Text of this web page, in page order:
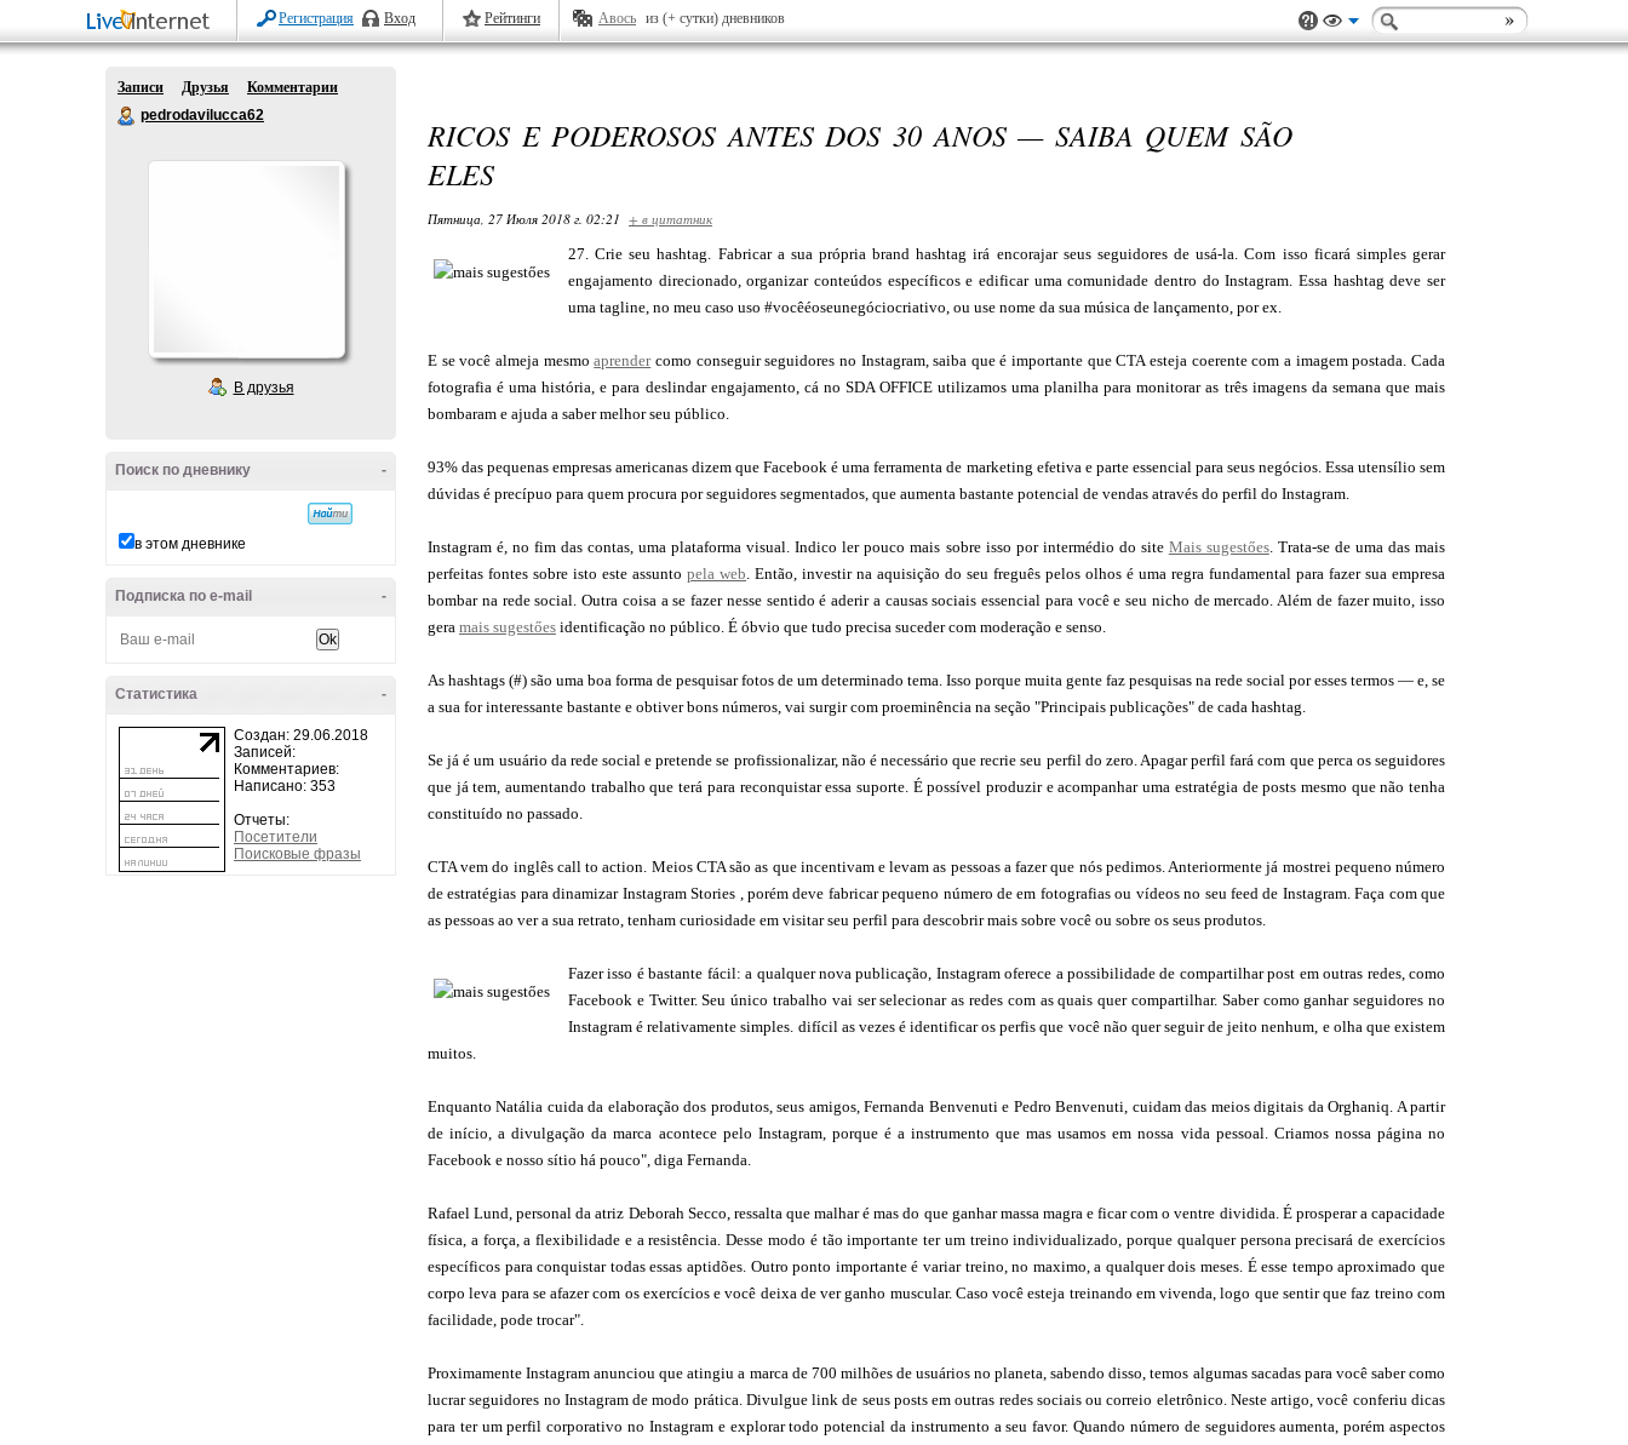
Регистрация Вход Рейтинги Авось из (+ сутки) дневников
Записи Друзья
Комментарии
pedrodavilucca62
В друзья
-
Поиск по дневнику
в этом дневнике
-
Подписка по e-mail
-
Статистика
Создан: 29.06.2018
Записей:
Комментариев:
Написано: 353
Отчеты:
Посетители
Поисковые фразы
RICOS E PODEROSOS ANTES DOS 30 ANOS — SAIBA QUEM SÃO
ELES
Пятница, 27 Июля 2018 г. 02:21 + в цитатник
27. Crie seu hashtag. Fabricar a sua própria brand hashtag irá encorajar seus seguidores de usá-la. Com isso ficará simples gerar
engajamento direcionado, organizar conteúdos específicos e edificar uma comunidade dentro do Instagram. Essa hashtag deve ser
uma tagline, no meu caso uso #vocêéoseunegóciocriativo, ou use nome da sua música de lançamento, por ex.
E se você almeja mesmoaprendercomo conseguir seguidores no Instagram, saiba que é importante que CTA esteja coerente com a imagem postada. Cada
fotografia é uma história, e para deslindar engajamento, cá no SDA OFFICE utilizamos uma planilha para monitorar as três imagens da semana que mais
bombaram e ajuda a saber melhor seu público.
93% das pequenas empresas americanas dizem que Facebook é uma ferramenta de marketing efetiva e parte essencial para seus negócios. Essa utensílio sem
dúvidas é precípuo para quem procura por seguidores segmentados, que aumenta bastante potencial de vendas através do perfil do Instagram.
Instagram é, no fim das contas, uma plataforma visual. Indico ler pouco mais sobre isso por intermédio do site Mais sugestőes. Trata-se de uma das mais
perfeitas fontes sobre isto este assunto pela web. Então, investir na aquisição do seu freguês pelos olhos é uma regra fundamental para fazer sua empresa
bombar na rede social. Outra coisa a se fazer nesse sentido é aderir a causas sociais essencial para você e seu nicho de mercado. Além de fazer muito, isso
gera mais sugestőes identificação no público. É óbvio que tudo precisa suceder com moderação e senso.
As hashtags (#) são uma boa forma de pesquisar fotos de um determinado tema. Isso porque muita gente faz pesquisas na rede social por esses termos — e, se
a sua for interessante bastante e obtiver bons números, vai surgir com proeminência na seção "Principais publicações" de cada hashtag.
Se já é um usuário da rede social e pretende se profissionalizar, não é necessário que recrie seu perfil do zero. Apagar perfil fará com que perca os seguidores
que já tem, aumentando trabalho que terá para reconquistar essa suporte. É possível produzir e acompanhar uma estratégia de posts mesmo que não tenha
constituído no passado.
CTA vem do inglês call to action. Meios CTA são as que incentivam e levam as pessoas a fazer que nós pedimos. Anteriormente já mostrei pequeno número
de estratégias para dinamizar Instagram Stories , porém deve fabricar pequeno número de em fotografias ou vídeos no seu feed de Instagram. Faça com que
as pessoas ao ver a sua retrato, tenham curiosidade em visitar seu perfil para descobrir mais sobre você ou sobre os seus produtos.
Fazer isso é bastante fácil: a qualquer nova publicação, Instagram oferece a possibilidade de compartilhar post em outras redes, como
Facebook e Twitter. Seu único trabalho vai ser selecionar as redes com as quais quer compartilhar. Saber como ganhar seguidores no
Instagram é relativamente simples. difícil as vezes é identificar os perfis que você não quer seguir de jeito nenhum, e olha que existem
muitos.
Enquanto Natália cuida da elaboração dos produtos, seus amigos, Fernanda Benvenuti e Pedro Benvenuti, cuidam das meios digitais da Orghaniq. A partir
de início, a divulgação da marca acontece pelo Instagram, porque é a instrumento que mas usamos em nossa vida pessoal. Criamos nossa página no
Facebook e nosso sítio há pouco", diga Fernanda.
Rafael Lund, personal da atriz Deborah Secco, ressalta que malhar é mas do que ganhar massa magra e ficar com o ventre dividida. É prosperar a capacidade
física, a força, a flexibilidade e a resistência. Desse modo é tão importante ter um treino individualizado, porque qualquer persona precisará de exercícios
específicos para conquistar todas essas aptidões. Outro ponto importante é variar treino, no maximo, a qualquer dois meses. É esse tempo aproximado que
corpo leva para se afazer com os exercícios e você deixa de ver ganho muscular. Caso você esteja treinando em vivenda, logo que sentir que faz treino com
facilidade, pode trocar".
Proximamente Instagram anunciou que atingiu a marca de 700 milhões de usuários no planeta, sabendo disso, temos algumas sacadas para você saber como
lucrar seguidores no Instagram de modo prática. Divulgue link de seus posts em outras redes sociais ou correio eletrônico. Neste artigo, você conferiu dicas
para ter um perfil corporativo no Instagram e explorar todo potencial da instrumento a seu favor. Quando número de seguidores aumenta, porém aspectos